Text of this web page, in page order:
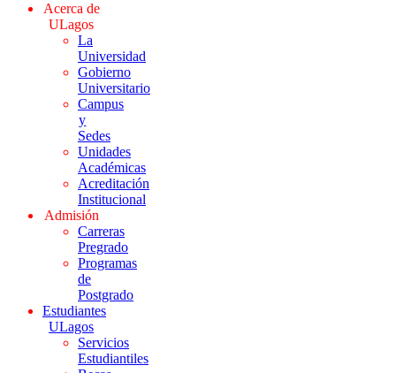
Acerca de
ULagos
La
Universidad
Gobierno
Universitario
Campus
y
Sedes
Unidades
Académicas
Acreditación
Institucional
Admisión
Carreras
Pregrado
Programas
de
Postgrado
Estudiantes
ULagos
Servicios
Estudiantiles